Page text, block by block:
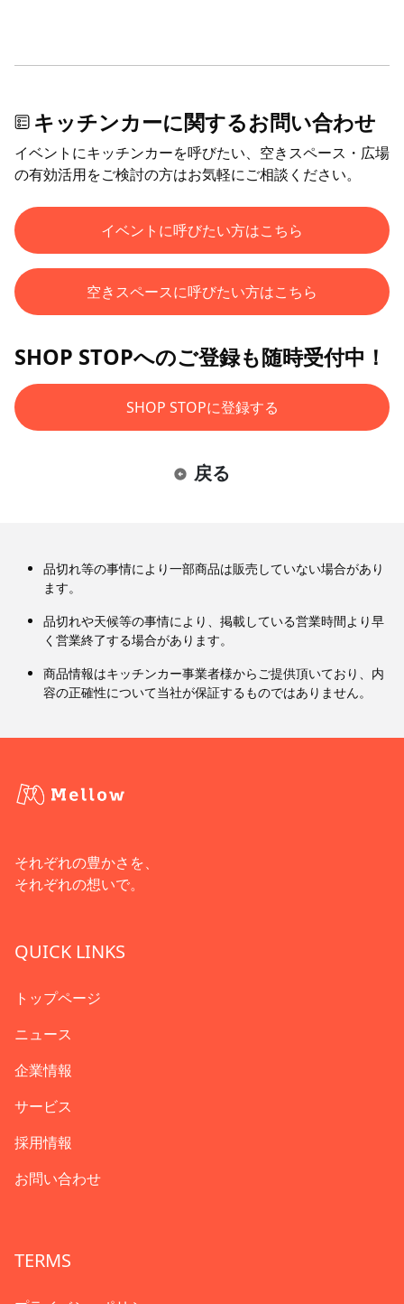
キッチンカーに関するお問い合わせ
イベントにキッチンカーを呼びたい、空きスペース・広場
の有効活用をご検討の方はお気軽にご相談ください。
イベントに呼びたい方はこちら
空きスペースに呼びたい方はこちら
SHOP STOPへのご登録も随時受付中！
SHOP STOPに登録する
戻る
品切れ等の事情により一部商品は販売していない場合があり
ます。
品切れや天候等の事情により、掲載している営業時間より早
く営業終了する場合があります。
商品情報はキッチンカー事業者様からご提供頂いており、内
容の正確性について当社が保証するものではありません。
それぞれの豊かさを、
それぞれの想いで。
QUICK LINKS
トップページ
ニュース
企業情報
サービス
採用情報
お問い合わせ
TERMS